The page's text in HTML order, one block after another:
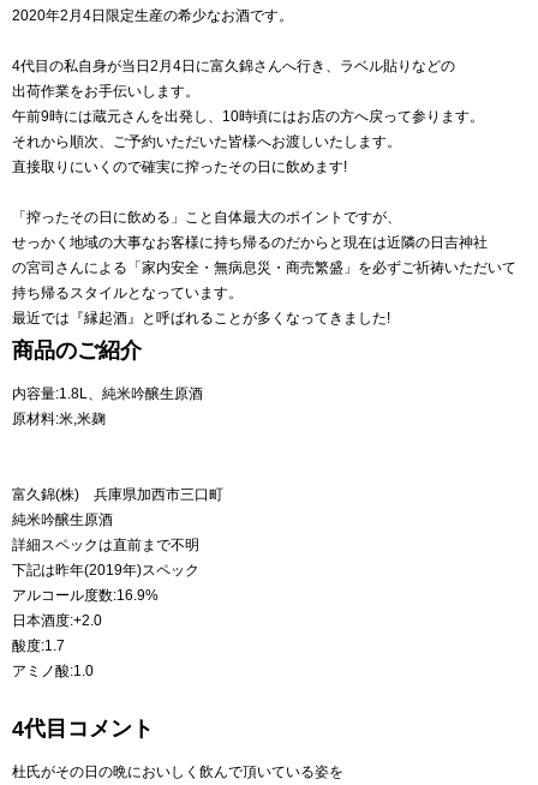
2020年2月4日限定生産の希少なお酒です。
4代目の私自身が当日2月4日に富久錦さんへ行き、ラベル貼りなどの
出荷作業をお手伝いします。
午前9時には蔵元さんを出発し、10時頃にはお店の方へ戻って参ります。
それから順次、ご予約いただいた皆様へお渡しいたします。
直接取りにいくので確実に搾ったその日に飲めます!
「搾ったその日に飲める」こと自体最大のポイントですが、
せっかく地域の大事なお客様に持ち帰るのだからと現在は近隣の日吉神社
の宮司さんによる「家内安全・無病息災・商売繁盛」を必ずご祈祷いただいて
持ち帰るスタイルとなっています。
最近では『縁起酒』と呼ばれることが多くなってきました!
商品のご紹介
内容量:1.8L、純米吟醸生原酒
原材料:米,米麹
富久錦(株) 兵庫県加西市三口町
純米吟醸生原酒
詳細スペックは直前まで不明
下記は昨年(2019年)スペック
アルコール度数:16.9%
日本酒度:+2.0
酸度:1.7
アミノ酸:1.0
4代目コメント
杜氏がその日の晩においしく飲んで頂いている姿を